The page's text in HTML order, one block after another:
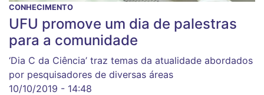
CONHECIMENTO
UFU promove um dia de palestras
para a comunidade
‘Dia C da Ciência’ traz temas da atualidade abordados
por pesquisadores de diversas áreas
10/10/2019 - 14:48